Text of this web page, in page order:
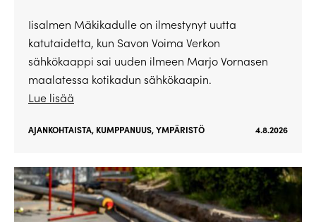
Iisalmen Mäkikadulle on ilmestynyt uutta
katutaidetta, kun Savon Voima Verkon
sähkökaappi sai uuden ilmeen Marjo Vornasen
maalatessa kotikadun sähkökaapin.
Lue lisää
AJANKOHTAISTA, KUMPPANUUS,YMPÄRISTÖ 4.8.2026